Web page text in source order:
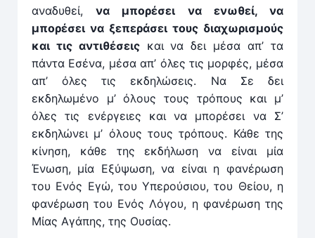
αναδυθεί,να μπορέσει να ενωθεί, να
μπορέσει να ξεπεράσει τους διαχωρισμούς
και τις αντιθέσειςκαι να δει μέσα απ’ τα
πάντα Εσένα, μέσα απ’ όλες τις μορφές, μέσα
απ’ όλες τις εκδηλώσεις. Να Σε δει
εκδηλωμένο μ’ όλους τους τρόπους και μ’
όλες τις ενέργειες και να μπορέσει να Σ’
εκδηλώνει μ’ όλους τους τρόπους. Κάθε της
κίνηση, κάθε της εκδήλωση να είναι μία
Ένωση, μία Εξύψωση, να είναι η φανέρωση
του Ενός Εγώ, του Υπερούσιου, του Θείου, η
φανέρωση του Ενός Λόγου, η φανέρωση της
Μίας Αγάπης, της Ουσίας.